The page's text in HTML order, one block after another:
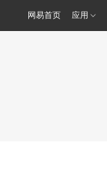
网易首页 应用